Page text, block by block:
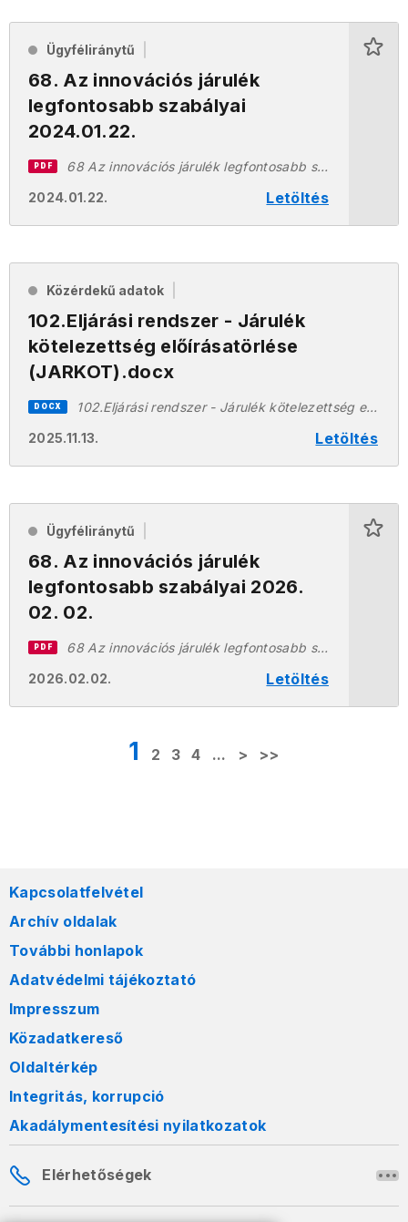
Ügyféliránytű
68. Az innovációs járulék
legfontosabb szabályai
2024.01.22.
2024.01.22. Letöltés
PDF 68 Az innovációs járulék legfontosabb szabályai 2024.01.22.pdf
Közérdekű adatok
102.Eljárási rendszer - Járulék
kötelezettség előírásatörlése
(JARKOT).docx
2025.11.13. Letöltés
DOCX 102.Eljárási rendszer - Járulék kötelezettség előírásatörlése (JARKOT).docx
Ügyféliránytű
68. Az innovációs járulék
legfontosabb szabályai 2026.
02. 02.
2026.02.02. Letöltés
PDF 68 Az innovációs járulék legfontosabb szabályai 20260202.pdf
1 2 3 4 ... > >>
Kapcsolatfelvétel
Archív oldalak
További honlapok
Adatvédelmi tájékoztató
Impresszum
Közadatkereső
Oldaltérkép
Integritás, korrupció
Akadálymentesítési nyilatkozatok
Elérhetőségek